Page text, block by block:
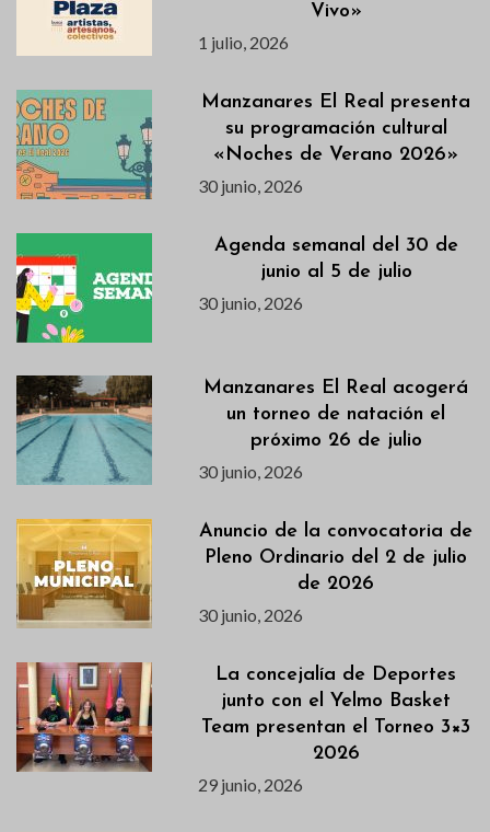
Vivo»
1 julio, 2026
Manzanares El Real presenta
su programación cultural
«Noches de Verano 2026»
30 junio, 2026
Agenda semanal del 30 de
junio al 5 de julio
30 junio, 2026
Manzanares El Real acogerá
un torneo de natación el
próximo 26 de julio
30 junio, 2026
Anuncio de la convocatoria de
Pleno Ordinario del 2 de julio
de 2026
30 junio, 2026
La concejalía de Deportes
junto con el Yelmo Basket
Team presentan el Torneo 3×3
2026
29 junio, 2026